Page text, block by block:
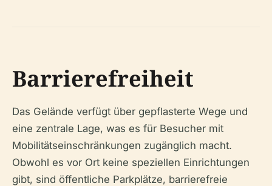
Barrierefreiheit
Das Gelände verfügt über gepflasterte Wege und
eine zentrale Lage, was es für Besucher mit
Mobilitätseinschränkungen zugänglich macht.
Obwohl es vor Ort keine speziellen Einrichtungen
gibt, sind öffentliche Parkplätze, barrierefreie